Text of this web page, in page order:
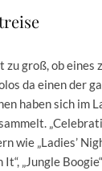
groß, ob eines
da einen der
haben sich im
wie „Ladies’
It“, „Jungle